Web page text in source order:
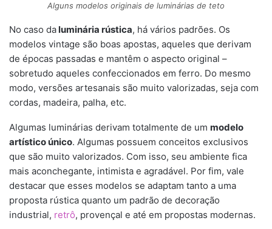
Alguns modelos originais de luminárias de teto
No caso da luminária rústica, há vários padrões. Os
modelos vintage são boas apostas, aqueles que derivam
de épocas passadas e mantêm o aspecto original –
sobretudo aqueles confeccionados em ferro. Do mesmo
modo, versões artesanais são muito valorizadas, seja com
cordas, madeira, palha, etc.
Algumas luminárias derivam totalmente de um modelo
artístico único. Algumas possuem conceitos exclusivos
que são muito valorizados. Com isso, seu ambiente fica
mais aconchegante, intimista e agradável. Por fim, vale
destacar que esses modelos se adaptam tanto a uma
proposta rústica quanto um padrão de decoração
industrial, retrô, provençal e até em propostas modernas.